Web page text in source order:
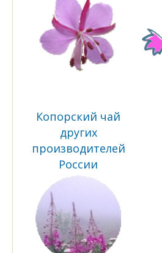
Копорский чай
других
производителей
России